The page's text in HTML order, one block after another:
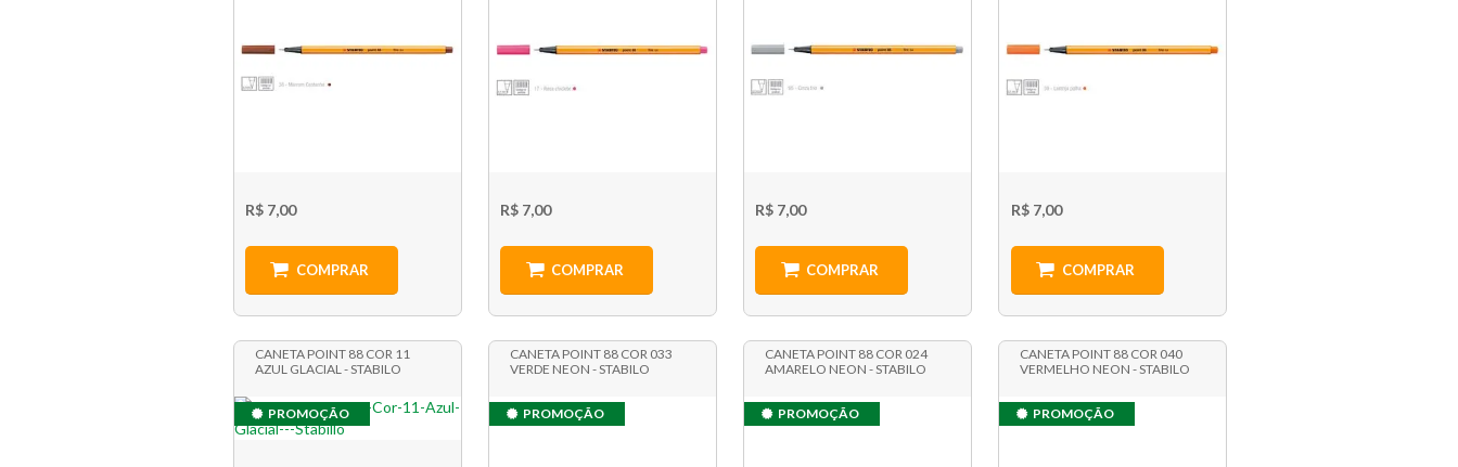
R$ 7,00
COMPRAR
R$ 7,00
COMPRAR
R$ 7,00
COMPRAR
R$ 7,00
COMPRAR
CANETA POINT 88 COR 11
AZUL GLACIAL - STABILO
PROMOÇÃO
CANETA POINT 88 COR 033
VERDE NEON - STABILO
PROMOÇÃO
CANETA POINT 88 COR 024
AMARELO NEON - STABILO
PROMOÇÃO
CANETA POINT 88 COR 040
VERMELHO NEON - STABILO
PROMOÇÃO